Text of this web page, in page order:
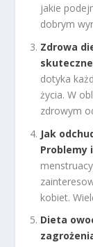
jakie
dobrym
Zdrowa
dotyka
życia. W
zdrowym
Jak
Problemy
kobiet.
Dieta